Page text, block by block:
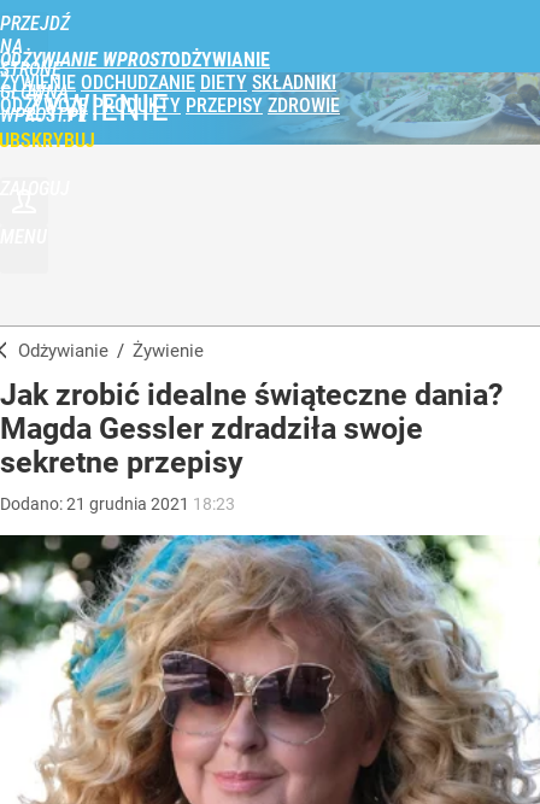
PRZEJDŹ
NA
STRONĘ
GŁÓWNĄ
WPROST.PL
ODŻYWIANIE WPROST
ŻYWIENIE ODCHUDZANIE DIETY SKŁADNIKI
ODŻYWCZE PRODUKTY PRZEPISY ZDROWIE
ŻYWIENIE
Odżywianie / Żywienie
Jak zrobić idealne świąteczne dania?
Magda Gessler zdradziła swoje
sekretne przepisy
Dodano:21 grudnia 2021 18:23